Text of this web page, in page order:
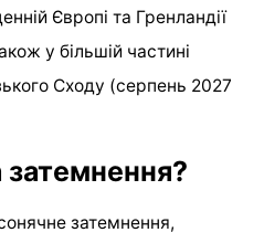
Європі та Гренландії
у більшій частині
Сходу (серпень 2027
затемнення,